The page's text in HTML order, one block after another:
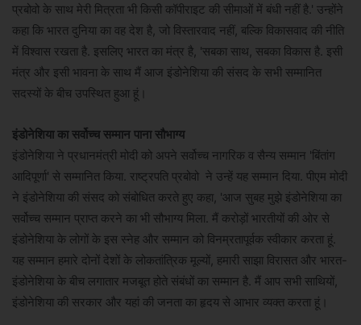
प्रबोवो के साथ मेरी मित्रता भी किसी कॉपीराइट की सीमाओं में बंधी नहीं है.' उन्होंने
कहा कि भारत दुनिया का वह देश है, जो विस्तारवाद नहीं, बल्कि विकासवाद की नीति
में विश्वास रखता है. इसलिए भारत का मंत्र है, 'सबका साथ, सबका विकास है. इसी
मंत्र और इसी भावना के साथ मैं आज इंडोनेशिया की संसद के सभी सम्मानित
सदस्यों के बीच उपस्थित हुआ हूं।
इंडोनेशिया का सर्वोच्च सम्मान पाना सौभाग्य
इंडोनेशिया ने प्रधानमंत्री मोदी को अपने सर्वोच्च नागरिक व सैन्य सम्मान 'बिंतांग
आदिपूर्णा' से सम्मानित किया. राष्ट्रपति प्रबोवो ने उन्हें यह सम्मान दिया. पीएम मोदी
ने इंडोनेशिया की संसद को संबोधित करते हुए कहा, 'आज सुबह मुझे इंडोनेशिया का
सर्वोच्च सम्मान प्राप्त करने का भी सौभाग्य मिला. मैं करोड़ों भारतीयों की ओर से
इंडोनेशिया के लोगों के इस स्नेह और सम्मान को विनम्रतापूर्वक स्वीकार करता हूं.
यह सम्मान हमारे दोनों देशों के लोकतांत्रिक मूल्यों, हमारी साझा विरासत और भारत-
इंडोनेशिया के बीच लगातार मजबूत होते संबंधों का सम्मान है. मैं आप सभी साथियों,
इंडोनेशिया की सरकार और यहां की जनता का हृदय से आभार व्यक्त करता हूं।